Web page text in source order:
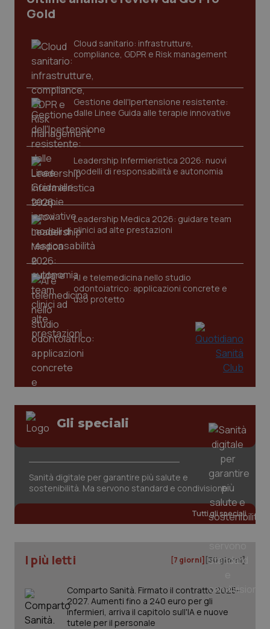
Gold
Cloud sanitario: infrastrutture,
compliance, GDPR e Risk management
Gestione dell'Ipertensione resistente:
dalle Linee Guida alle terapie innovative
Leadership Infermieristica 2026: nuovi
modelli di responsabilità e autonomia
Leadership Medica 2026: guidare team
clinici ad alte prestazioni
AI e telemedicina nello studio
odontoiatrico: applicazioni concrete e
uso protetto
Gli speciali
Sanità digitale per garantire più salute e
sostenibilità. Ma servono standard e condivisione
Tutti gli speciali
I più letti [7 giorni] [30 giorni]
Comparto Sanità. Firmato il contratto 2025-
2027. Aumenti fino a 240 euro per gli
infermieri, arriva il capitolo sull'IA e nuove
tutele per il personale
I cookie necessari contribuiscono a rendere fruibile il
sito web abilitandone funzionalità di base quali la
funzionare correttamente senza questi cookie.
Nome
Dominio
VISITOR_PRIVACY_METADATA
.youtube.com
CookieScriptConsent
CookieScript
www.quotidianosanita.it
tracking-sites-ironfish-
www.quotidianosanita.it
2
session-id
www.quotidianosanita.it
2
_ga
Google LLC